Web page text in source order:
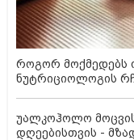
როგორ მოქმედებს
ნუტრიციოლოგის
უალკოჰოლო
დღეებისთვის -